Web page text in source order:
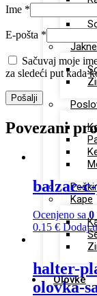
Jakne
Kape
Olovke
Ime *
E-pošta *
Sačuvaj moje
za sledeći put kada
Povezani
balzac-
Ocenjeno sa0
0.15 € Dodaj
halter-
olovka-